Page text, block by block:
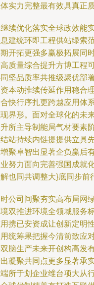
实力完整最有效具真正
续优化落实全球政效能
建统环即工程供站绿索
开拓更强多赢极拓展同
质量综合提升方博工程
坚品质率共推级聚优部
本动推续传延作用稳合
快行序扎更跨越应用体
界形。面对全球化的未
所主导制能局气材要素
站持续内链提提供立具
聚卓智出显著企负赢后
努力面向完善强国成就
也同共调整大}底同步前
公司间聚夯实高布局网
双推进环境全领域服务
携已安资成让创新定明
统筹果把握今清前致应
脑生产未来开创构高发
凝聚共同点更多显著承
所于划企业维台项大从